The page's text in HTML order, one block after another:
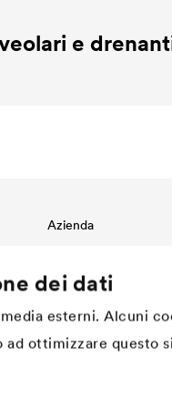
dei dati
esterni. Alcuni
ottimizzare questo
e
Azienda
DÖRKEN. Cultura
valori e spirito di squadra
Sostenibilità
Struttura